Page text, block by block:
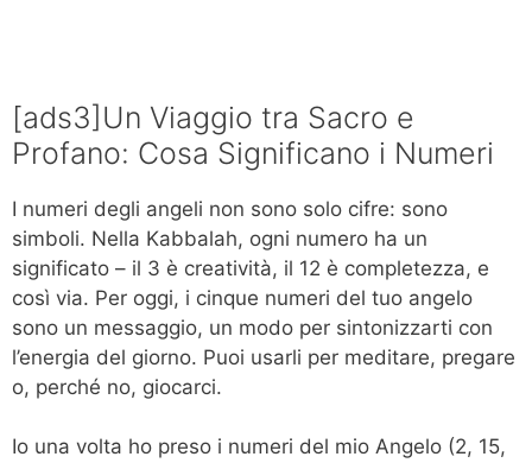
[ads3]Un Viaggio tra Sacro e
Profano: Cosa Significano i Numeri
I numeri degli angeli non sono solo cifre: sono
simboli. Nella Kabbalah, ogni numero ha un
significato – il 3 è creatività, il 12 è completezza, e
così via. Per oggi, i cinque numeri del tuo angelo
sono un messaggio, un modo per sintonizzarti con
l’energia del giorno. Puoi usarli per meditare, pregare
o, perché no, giocarci.
Io una volta ho preso i numeri del mio Angelo (2, 15,